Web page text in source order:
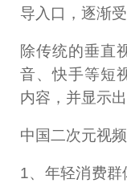
导入口，逐渐
除传统的垂直
音、快手等短
内容，并显示
中国二次元视
1、年轻消费